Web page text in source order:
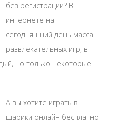
без регистрации? В
интернете на
сегодняшний день масса
развлекательных игр, в
но только некоторые
А вы хотите играть в
шарики онлайн бесплатно